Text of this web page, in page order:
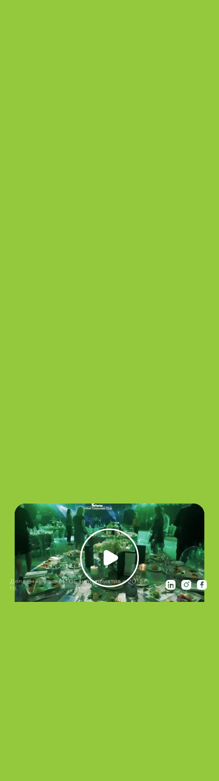
Делаем крутые MICE-мероприятия с 2013-
го.